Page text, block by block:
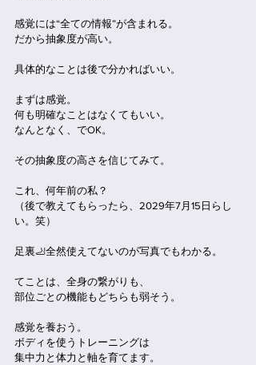
感覚には“全ての情報”が含まれる。
だから抽象度が高い。
具体的なことは後で分かればいい。
まずは感覚。
何も明確なことはなくてもいい。
なんとなく、でOK。
その抽象度の高さを信じてみて。
これ、何年前の私？
（後で教えてもらったら、2029年7月15日らし
い。笑）
足裏🦶全然使えてないのが写真でもわかる。
てことは、全身の繋がりも、
部位ごとの機能もどちらも弱そう。
感覚を養おう。
ボディを使うトレーニングは
集中力と体力と軸を育てます。